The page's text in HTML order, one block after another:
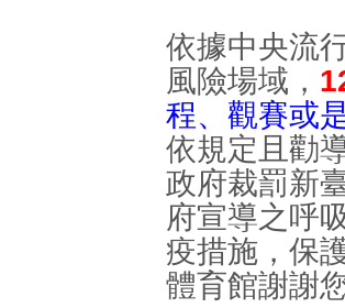
依據中央流
風險場域，
程、觀賽或
依規定且勸
政府裁罰新
府宣導之呼
疫措施，保
體育館謝謝